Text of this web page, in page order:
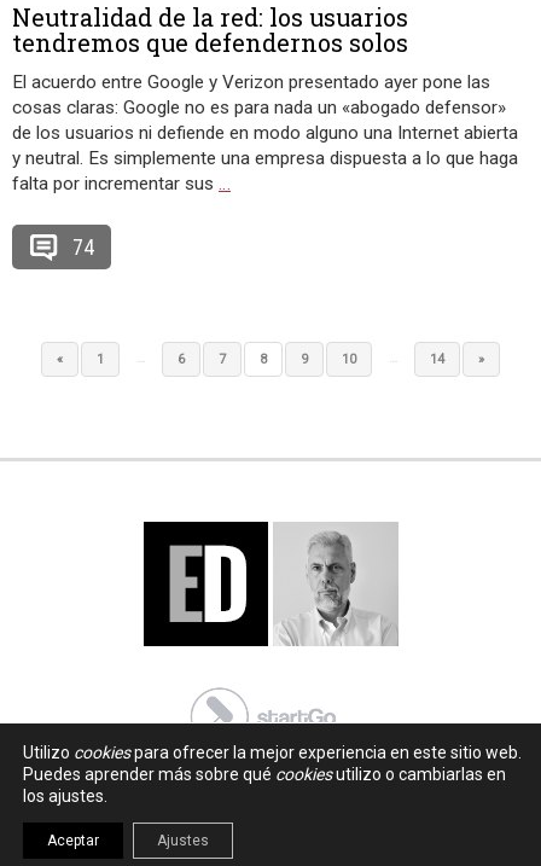
Neutralidad de la red: los usuarios
tendremos que defendernos solos
El acuerdo entre Google y Verizon presentado ayer pone las
cosas claras: Google no es para nada un «abogado defensor»
de los usuarios ni defiende en modo alguno una Internet abierta
y neutral. Es simplemente una empresa dispuesta a lo que haga
falta por incrementar sus …
74
« 1 … 6 7 8 9 10 … 14 »
Utilizo cookiespara ofrecer la mejor experiencia en este sitio web.
Puedes aprender más sobre qué cookiesutilizo o cambiarlas en
los ajustes.
Aceptar Ajustes